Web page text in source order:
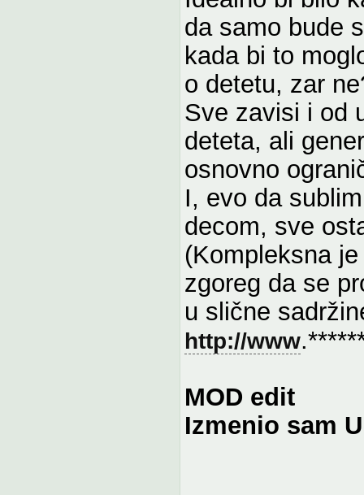
da samo bude
kada bi to
o detetu, zar
Sve zavisi i od
deteta, ali
osnovno
I, evo da
decom, sve
(Kompleksna
zgoreg da se
u slične
http://www
MOD edit
Izmenio sam